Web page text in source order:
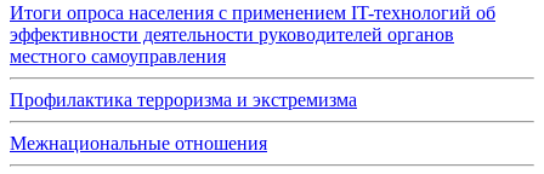
Итоги опроса населения с применением IT-технологий об
эффективности деятельности руководителей органов
местного самоуправления
Профилактика терроризма и экстремизма
Межнациональные отношения